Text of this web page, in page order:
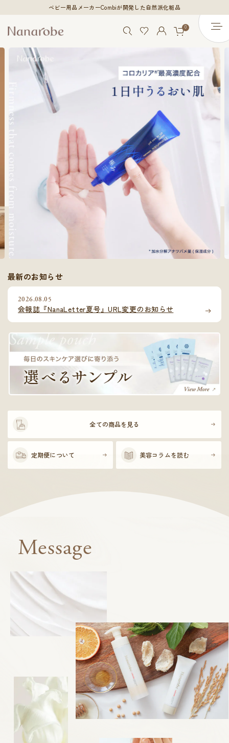
ベビー用品メーカーCombiが開発した自然派化粧品
0
最新のお知らせ
2026.08.05
会報誌『NanaLetter夏号』URL変更のお知らせ
全ての商品を見る
定期便について 美容コラムを読む
Message